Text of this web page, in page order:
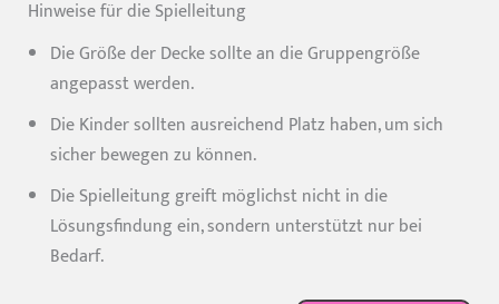
Hinweise für die Spielleitung
Die Größe der Decke sollte an die Gruppengröße
angepasst werden.
Die Kinder sollten ausreichend Platz haben, um sich
sicher bewegen zu können.
Die Spielleitung greift möglichst nicht in die
Lösungsfindung ein, sondern unterstützt nur bei
Bedarf.